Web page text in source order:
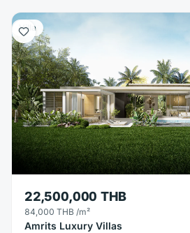
Villa
22,500,000 THB
84,000 THB /m²
Amrits Luxury Villas